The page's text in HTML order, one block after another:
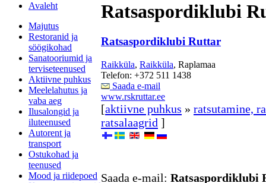
Avaleht
Majutus
Restoranid ja
söögikohad
Sanatooriumid ja
terviseteenused
Aktiivne puhkus
Meelelahutus ja
vaba aeg
Ilusalongid ja
iluteenused
Autorent ja
transport
Ostukohad ja
teenused
Mood ja riidepoed
Ratsaspordiklubi
Ratsaspordiklubi Ruttar
Raikküla, Raikküla, Raplamaa
Telefon: +372 511 1438
Saada e-mail
www.rskruttar.ee
[aktiivne puhkus » ratsutamine,
ratsalaagrid ]
Saada e-mail: Ratsaspordiklubi